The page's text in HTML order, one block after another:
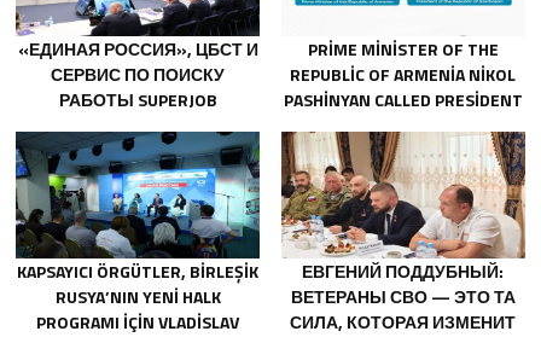
«ЕДИНАЯ РОССИЯ», ЦБСТ И
СЕРВИС ПО ПОИСКУ
РАБОТЫ SUPERJOB
РОССИИ
СПЕЦИАЛИЗИРОВАННУЮ
ПЛАТФОРМУ ДЛЯ
ТРУДОУСТРОЙСТВА
ВЕТЕРАНОВ СВО
PRIME MINISTER OF THE
REPUBLIC OF ARMENIA NIKOL
PASHINYAN CALLED PRESIDENT
AZERBAIJAN ILHAM ALIYEV
KAPSAYICI ÖRGÜTLER, BIRLEŞIK
RUSYA’NIN YENI HALK
PROGRAMI IÇIN VLADISLAV
ЕВГЕНИЙ ПОДДУБНЫЙ:
ВЕТЕРАНЫ СВО — ЭТО ТА
СИЛА, КОТОРАЯ ИЗМЕНИТ